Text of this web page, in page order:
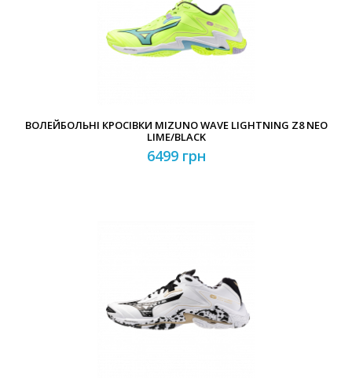
ВОЛЕЙБОЛЬНІ КРОСІВКИ MIZUNO WAVE LIGHTNING Z8 NEO
LIME/BLACK
6499 грн